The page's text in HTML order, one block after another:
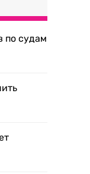
по судам